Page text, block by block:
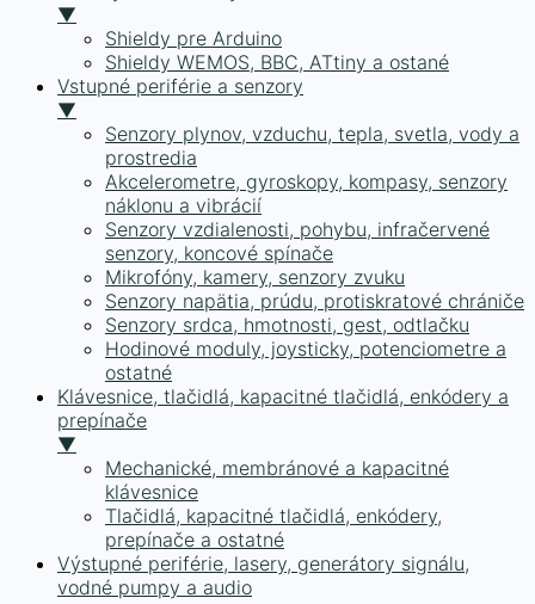
▼
Shieldy pre Arduino
Shieldy WEMOS, BBC, ATtiny a ostané
Vstupné periférie a senzory
▼
Senzory plynov, vzduchu, tepla, svetla, vody a
prostredia
Akcelerometre, gyroskopy, kompasy, senzory
náklonu a vibrácií
Senzory vzdialenosti, pohybu, infračervené
senzory, koncové spínače
Mikrofóny, kamery, senzory zvuku
Senzory napätia, prúdu, protiskratové chrániče
Senzory srdca, hmotnosti, gest, odtlačku
Hodinové moduly, joysticky, potenciometre a
ostatné
Klávesnice, tlačidlá, kapacitné tlačidlá, enkódery a
prepínače
▼
Mechanické, membránové a kapacitné
klávesnice
Tlačidlá, kapacitné tlačidlá, enkódery,
prepínače a ostatné
Výstupné periférie, lasery, generátory signálu,
vodné pumpy a audio